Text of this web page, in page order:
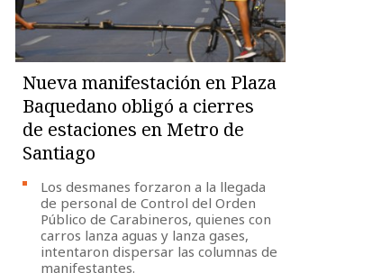
Nueva manifestación en Plaza
Baquedano obligó a cierres
de estaciones en Metro de
Santiago
Los desmanes forzaron a la llegada
de personal de Control del Orden
Público de Carabineros, quienes con
carros lanza aguas y lanza gases,
intentaron dispersar las columnas de
manifestantes.